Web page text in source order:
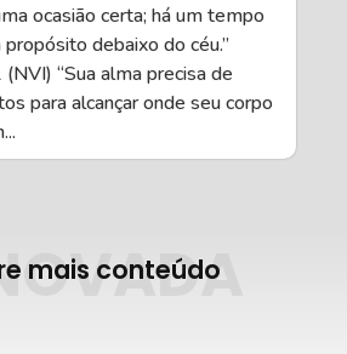
ocasião certa; há um tempo
debaixo do céu.”
“Sua alma precisa de
para alcançar onde seu corpo
mais conteúdo